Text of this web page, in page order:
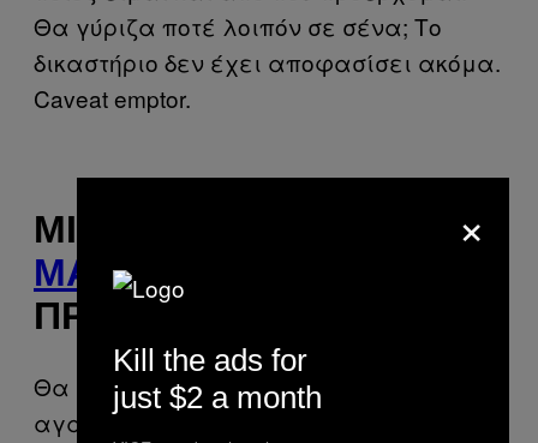
Θα γύριζα ποτέ λοιπόν σε σένα; Το
δικαστήριο δεν έχει αποφασίσει ακόμα.
Caveat emptor.
ΜΙΑ ΚΡΙΤΙΚΉ ΓΙΑ ΤΟΝ
MATT TAYLOR
ΠΡΏΗΝ ΤΟΥ
Θα είσαι πάντα ένας από τους
αγαπημένους μου ανθρώπους. Πάντα
×
Kill the ads for
just $2 a month